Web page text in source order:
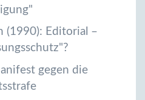
(1990): Editorial –
gegen die